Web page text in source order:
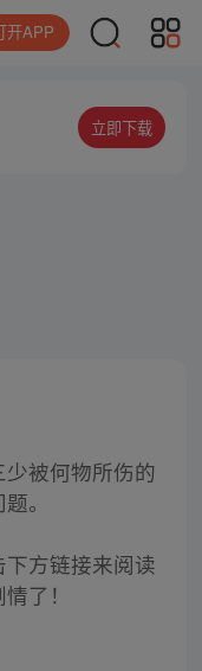
开APP
立即下载
被何物所伤的
。
方链接来阅读
了！